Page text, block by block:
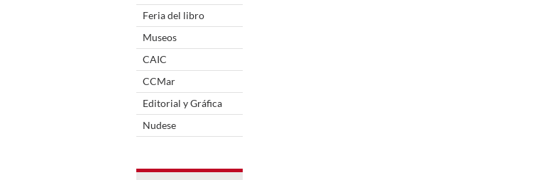
Feria del libro
Museos
CAIC
CCMar
Editorial y Gráfica
Nudese